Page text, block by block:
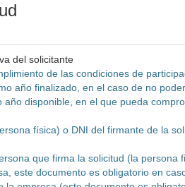
del solicitante
de las condiciones de
año finalizado, en el caso de no
disponible, en el que pueda
física) o DNI del firmante de la
que firma la solicitud (la persona
este documento es obligatorio en